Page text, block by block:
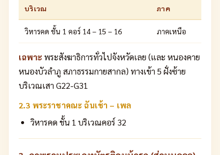
บริเวณ ภาค
วิหารคด ชั้น 1 คอร์ 14 – 15 – 16 ภาคเหนือ
เฉพาะ พระสังฆาธิการทั่วไปจังหวัดเลย (และ หนองคาย
หนองบัวลำภู สภาธรรมกายสากล) ทางเข้า 5 ฝั่งซ้าย
บริเวณเสา G22-G31
2.3 พระราชาคณะ ฉันเช้า – เพล
วิหารคด ชั้น 1 บริเวณคอร์ 32